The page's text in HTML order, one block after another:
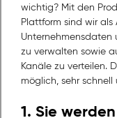
wichtig? Mit den
Plattform sind wir
Unternehmensdaten
zu verwalten sowie
Kanäle zu verteilen.
möglich, sehr
1. Sie